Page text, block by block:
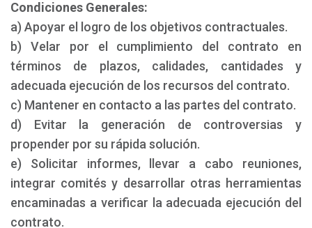
Condiciones Generales:
a) Apoyar el logro de los objetivos contractuales.
b) Velar por el cumplimiento del contrato en
términos de plazos, calidades, cantidades y
adecuada ejecución de los recursos del contrato.
c) Mantener en contacto a las partes del contrato.
d) Evitar la generación de controversias y
propender por su rápida solución.
e) Solicitar informes, llevar a cabo reuniones,
integrar comités y desarrollar otras herramientas
encaminadas a verificar la adecuada ejecución del
contrato.